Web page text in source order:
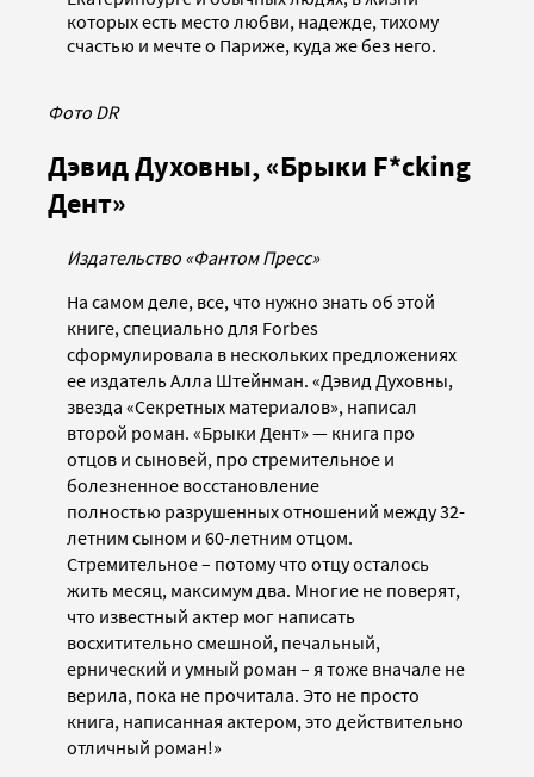
которых есть место любви, надежде, тихому
счастью и мечте о Париже, куда же без него.
Фото DR
Дэвид Духовны, «Брыки F*cking
Дент»
Издательство «Фантом Пресс»
На самом деле, все, что нужно знать об этой
книге, специально для Forbes
сформулировала в нескольких предложениях
ее издатель Алла Штейнман. «Дэвид Духовны,
звезда «Секретных материалов», написал
второй роман. «Брыки Дент» — книга про
отцов и сыновей, про стремительное и
болезненное восстановление
полностью разрушенных отношений между 32-
летним сыном и 60-летним отцом.
Стремительное – потому что отцу осталось
жить месяц, максимум два. Многие не поверят,
что известный актер мог написать
восхитительно смешной, печальный,
ернический и умный роман – я тоже вначале не
верила, пока не прочитала. Это не просто
книга, написанная актером, это действительно
отличный роман!»